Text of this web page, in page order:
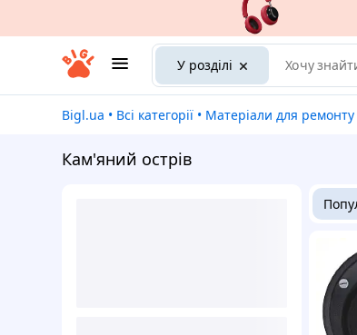
У розділі
Bigl.ua • Всі категорії • Матеріали для ремонту
Кам'яний острів